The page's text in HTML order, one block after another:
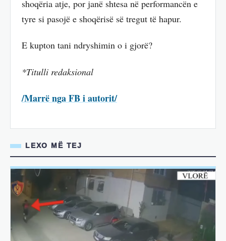
shoqëria atje, por janë shtesa në performancën e
tyre si pasojë e shoqërisë së tregut të hapur.
E kupton tani ndryshimin o i gjorë?
*Titulli redaksional
/Marrë nga FB i autorit/
LEXO MË TEJ